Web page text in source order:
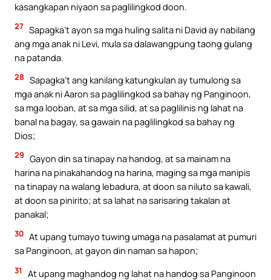
kasangkapan niyaon sa paglilingkod doon.
27 Sapagka’t ayon sa mga huling salita ni David ay nabilang
ang mga anak ni Levi, mula sa dalawangpung taong gulang
na patanda.
28 Sapagka’t ang kanilang katungkulan ay tumulong sa
mga anak ni Aaron sa paglilingkod sa bahay ng Panginoon,
sa mga looban, at sa mga silid, at sa paglilinis ng lahat na
banal na bagay, sa gawain na paglilingkod sa bahay ng
Dios;
29 Gayon din sa tinapay na handog, at sa mainam na
harina na pinakahandog na harina, maging sa mga manipis
na tinapay na walang lebadura, at doon sa niluto sa kawali,
at doon sa pinirito; at sa lahat na sarisaring takalan at
panakal;
30 At upang tumayo tuwing umaga na pasalamat at pumuri
sa Panginoon, at gayon din naman sa hapon;
31
At upang maghandog ng lahat na handog sa Panginoon